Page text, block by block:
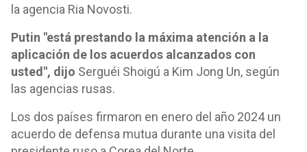
la agencia Ria Novosti.
Putin "está prestando la máxima atención a la
aplicación de los acuerdos alcanzados con
usted", dijo Serguéi Shoigú a Kim Jong Un, según
las agencias rusas.
Los dos países firmaron en enero del año 2024 un
acuerdo de defensa mutua durante una visita del